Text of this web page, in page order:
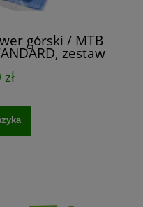
górski / MTB
zestaw
rower